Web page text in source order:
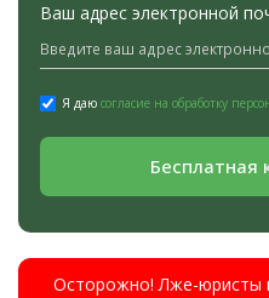
Ваш адрес электронной
Я даю согласие на обработку
Бесплатная
Осторожно! Лже-юристы